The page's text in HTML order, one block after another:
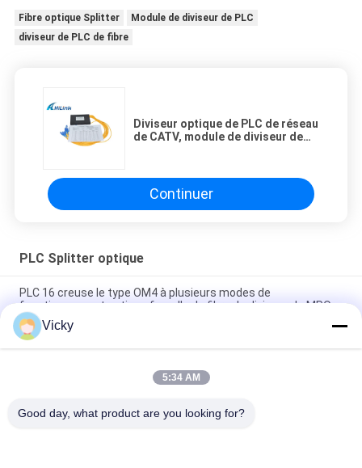
Fibre optique Splitter
Module de diviseur de PLC
diviseur de PLC de fibre
Diviseur optique de PLC de réseau
de CATV, module de diviseur de
Continuer
PLC Splitter optique
PLC 16 creuse le type OM4 à plusieurs modes de
fonctionnement optique femelle de fibre de diviseur de MPO
connecteurs optiques de Sc RPA du diviseur 1X64 de PLC de
mode unitaire de châssis du support 1U
Cordon de raccordement LC/UPC à LC/UPC 5M 2.0mm Duplex
Vicky
5:34 AM
Good day, what product are you looking for?